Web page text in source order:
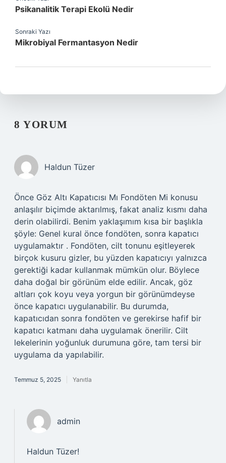
Psikanalitik Terapi Ekolü Nedir
Sonraki Yazı
Mikrobiyal Fermantasyon Nedir
8 YORUM
Haldun Tüzer
Önce Göz Altı Kapatıcısı Mı Fondöten Mi konusu
anlaşılır biçimde aktarılmış, fakat analiz kısmı daha
derin olabilirdi. Benim yaklaşımım kısa bir başlıkla
şöyle: Genel kural önce fondöten, sonra kapatıcı
uygulamaktır . Fondöten, cilt tonunu eşitleyerek
birçok kusuru gizler, bu yüzden kapatıcıyı yalnızca
gerektiği kadar kullanmak mümkün olur. Böylece
daha doğal bir görünüm elde edilir. Ancak, göz
altları çok koyu veya yorgun bir görünümdeyse
önce kapatıcı uygulanabilir. Bu durumda,
kapatıcıdan sonra fondöten ve gerekirse hafif bir
kapatıcı katmanı daha uygulamak önerilir. Cilt
lekelerinin yoğunluk durumuna göre, tam tersi bir
uygulama da yapılabilir.
Temmuz 5, 2025 Yanıtla
admin
Haldun Tüzer!